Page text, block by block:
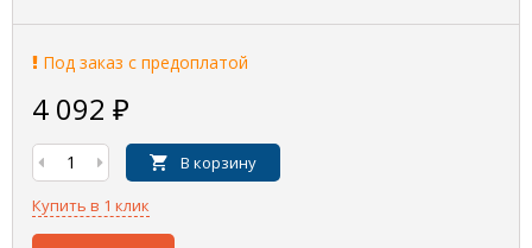
Под заказ с предоплатой
4 092 ₽
В корзину
Купить в 1 клик